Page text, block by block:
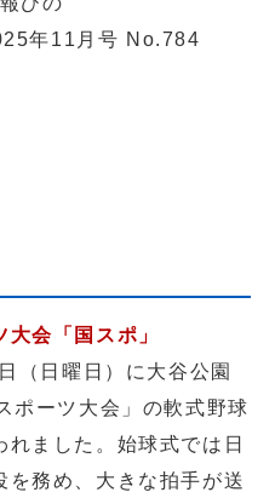
年11月号 No.784
会「国スポ」
（日曜日）に大谷公園
ポーツ大会」の軟式野球
ました。始球式では日
を務め、大きな拍手が送